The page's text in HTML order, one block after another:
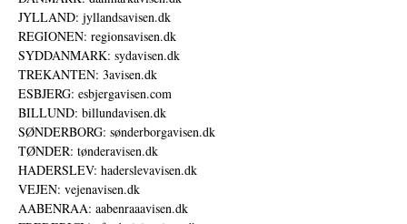
JYLLAND: jyllandsavisen.dk
REGIONEN: regionsavisen.dk
SYDDANMARK: sydavisen.dk
TREKANTEN: 3avisen.dk
ESBJERG: esbjergavisen.com
BILLUND: billundavisen.dk
SØNDERBORG: sønderborgavisen.dk
TØNDER: tønderavisen.dk
HADERSLEV: haderslevavisen.dk
VEJEN: vejenavisen.dk
AABENRAA: aabenraaavisen.dk